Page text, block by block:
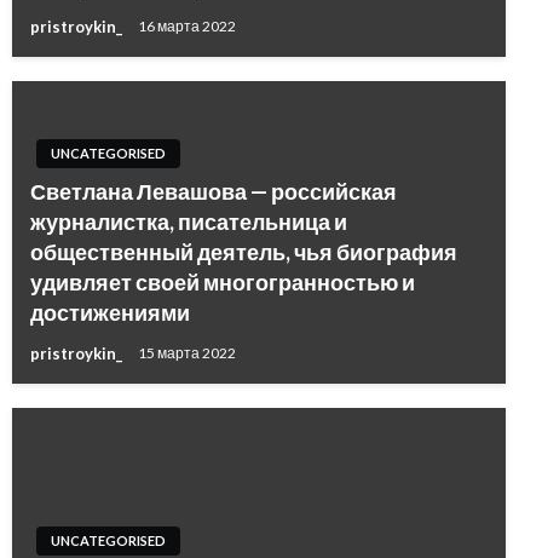
pristroykin_ 16 марта 2022
UNCATEGORISED
Светлана Левашова — российская
журналистка, писательница и
общественный деятель, чья биография
удивляет своей многогранностью и
достижениями
pristroykin_ 15 марта 2022
UNCATEGORISED